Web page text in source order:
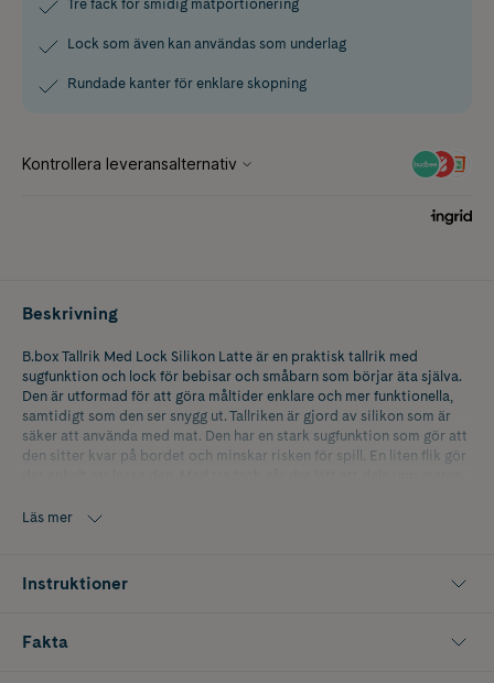
Tre fack för smidig matportionering
Lock som även kan användas som underlag
Rundade kanter för enklare skopning
Beskrivning
B.box Tallrik Med Lock Silikon Latte är en praktisk tallrik med
sugfunktion och lock för bebisar och småbarn som börjar äta själva.
Den är utformad för att göra måltider enklare och mer funktionella,
samtidigt som den ser snygg ut. Tallriken är gjord av silikon som är
säker att använda med mat. Den har en stark sugfunktion som gör att
den sitter kvar på bordet och minskar risken för spill. En liten flik gör
hålla isär olika smaker. Det medföljande locket är säkert mot läckage
för både varm och kall mat.
Läs mer
Instruktioner
Fakta